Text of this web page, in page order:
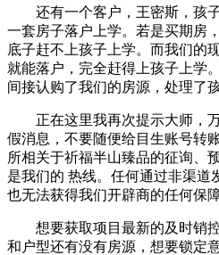
还有一个客户，王密斯，孩子
一套房子落户上学。若是买期房
底子赶不上孩子上学。而我们的
就能落户，完全赶得上孩子上学
间接认购了我们的房源，处理了
正在这里我再次提示大师，万
假消息，不要随便给目生账号转
所相关于祈福半山臻品的征询、
是我们的 热线。任何通过非渠道
也无法获得我们开辟商的任何保障
想要获取项目最新的及时销控
和户型还有没有房源，想要锁定